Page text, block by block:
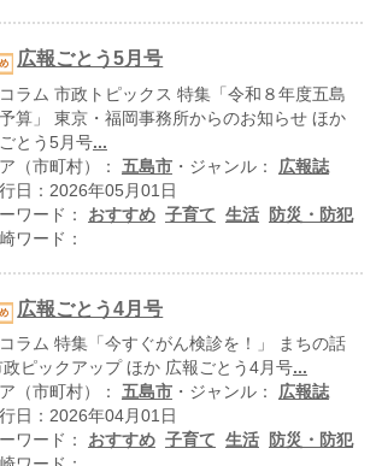
広報ごとう5月号
ラム 市政トピックス 特集「令和８年度五島
算」 東京・福岡事務所からのお知らせ ほか
とう5月号...
（市町村）： 五島市・ジャンル： 広報誌
行日：2026年05月01日
ワード： おすすめ 子育て 生活
防災・防犯
ワード：
広報ごとう4月号
ラム 特集「今すぐがん検診を！」 まちの話
政ピックアップ ほか 広報ごとう4月号...
（市町村）： 五島市・ジャンル： 広報誌
行日：2026年04月01日
ワード： おすすめ 子育て 生活
防災・防犯
ebooks
ックス
ップ